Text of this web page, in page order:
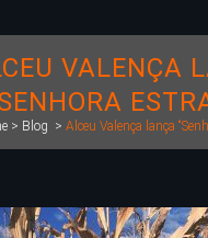
VALENÇA
> Blog > Alceu Valença lança